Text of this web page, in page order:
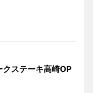
ステーキ高崎OP